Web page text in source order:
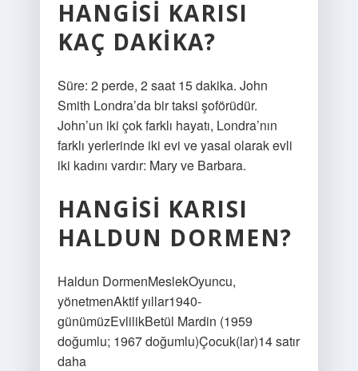
HANGISI KARISI
KAÇ DAKIKA?
Süre: 2 perde, 2 saat 15 dakika. John
Smith Londra’da bir taksi şoförüdür.
John’un iki çok farklı hayatı, Londra’nın
farklı yerlerinde iki evi ve yasal olarak evli
iki kadını vardır: Mary ve Barbara.
HANGISI KARISI
HALDUN DORMEN?
Haldun DormenMeslekOyuncu,
yönetmenAktif yıllar1940-
günümüzEvlilikBetül Mardin (1959
doğumlu; 1967 doğumlu)Çocuk(lar)14 satır
daha